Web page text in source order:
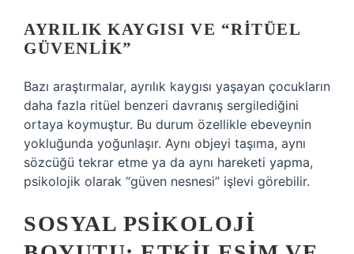
AYRILIK KAYGISI VE “RITÜEL
GÜVENLIK”
Bazı araştırmalar, ayrılık kaygısı yaşayan çocukların
daha fazla ritüel benzeri davranış sergilediğini
ortaya koymuştur. Bu durum özellikle ebeveynin
yokluğunda yoğunlaşır. Aynı objeyi taşıma, aynı
sözcüğü tekrar etme ya da aynı hareketi yapma,
psikolojik olarak “güven nesnesi” işlevi görebilir.
SOSYAL PSIKOLOJI